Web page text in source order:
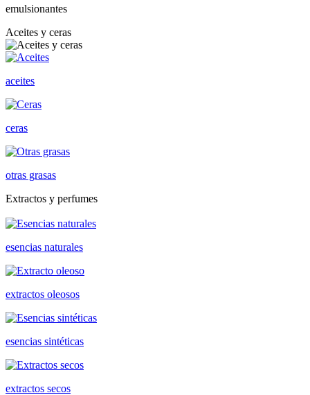
emulsionantes
Aceites y ceras
aceites
ceras
otras grasas
Extractos y perfumes
esencias naturales
extractos oleosos
esencias sintéticas
extractos secos